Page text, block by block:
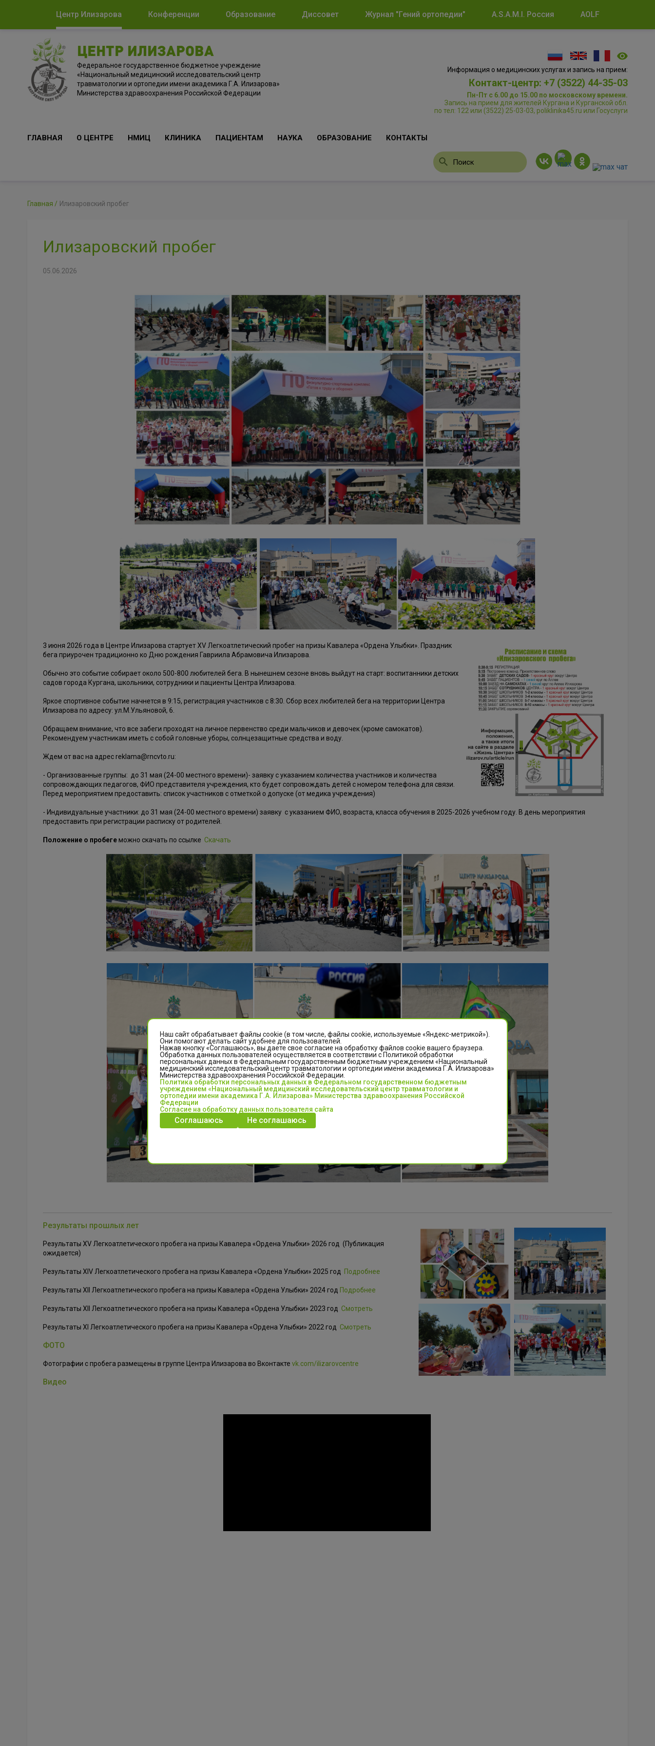
Центр Илизарова Конференции Образование Диссовет Журнал "Гений ортопедии" A.S.A.M.I. Россия AOLF
ЦЕНТР ИЛИЗАРОВА
Федеральное государственное бюджетное учреждение
«Национальный медицинский исследовательский центр
травматологии и ортопедии имени академика Г.А. Илизарова»
Министерства здравоохранения Российской Федерации
Информация о медицинских услугах и запись на прием:
Контакт-центр: +7 (3522) 44-35-03
Пн-Пт с 6.00 до 15.00 по московскому времени.
Запись на прием для жителей Кургана и Курганской обл.
по тел: 122 или (3522) 25-03-03, poliklinika45.ru или Госуслуги
ГЛАВНАЯ О ЦЕНТРЕ НМИЦ КЛИНИКА ПАЦИЕНТАМ НАУКА ОБРАЗОВАНИЕ КОНТАКТЫ
Главная Илизаровский пробег
Илизаровский пробег
05.06.2026
3 июня 2026 года в Центре Илизарова стартует XV Легкоатлетический пробег на призы Кавалера «Ордена Улыбки». Праздник
бега приурочен традиционно ко Дню рождения Гавриила Абрамовича Илизарова.
Обычно это событие собирает около 500-800 любителей бега. В нынешнем сезоне вновь выйдут на старт: воспитанники детских
садов города Кургана, школьники, сотрудники и пациенты Центра Илизарова.
Яркое спортивное событие начнется в 9:15, регистрация участников с 8:30. Сбор всех любителей бега на территории Центра
Илизарова по адресу: ул.М.Ульяновой, 6.
Обращаем внимание, что все забеги проходят на личное первенство среди мальчиков и девочек (кроме самокатов).
Рекомендуем участникам иметь с собой головные уборы, солнцезащитные средства и воду.
Ждем от вас на адрес reklama@rncvto.ru:
- Организованные группы: до 31 мая (24-00 местного времени)- заявку с указанием количества участников и количества
сопровождающих педагогов, ФИО представителя учреждения, кто будет сопровождать детей с номером телефона для связи.
Перед мероприятием предоставить: список участников с отметкой о допуске (от медика учреждения)
- Индивидуальные участники: до 31 мая (24-00 местного времени) заявку с указанием ФИО, возраста, класса обучения в 2025-2026 учебном году. В день мероприятия
предоставить при регистрации расписку от родителей.
Положение о пробегеможно скачать по ссылкеСкачать
Результаты прошлых лет
Результаты XV Легкоатлетического пробега на призы Кавалера «Ордена Улыбки» 2026 год (Публикация
ожидается)
Результаты XIV Легкоатлетического пробега на призы Кавалера «Ордена Улыбки» 2025 год Подробнее
Результаты XII Легкоатлетического пробега на призы Кавалера «Ордена Улыбки» 2024 год Подробнее
Результаты XII Легкоатлетического пробега на призы Кавалера «Ордена Улыбки» 2023 годСмотреть
Результаты XI Легкоатлетического пробега на призы Кавалера «Ордена Улыбки» 2022 годСмотреть
ФОТО
Фотографии с пробега размещены в группе Центра Илизарова во Вконтактеvk.com/ilizarovcentre
Видео
Наш сайт обрабатывает файлы cookie (в том числе, файлы cookie, используемые «Яндекс-метрикой»).
Они помогают делать сайт удобнее для пользователей.
Нажав кнопку «Соглашаюсь», вы даете свое согласие на обработку файлов cookie вашего браузера.
Обработка данных пользователей осуществляется в соответствии с Политикой обработки
персональных данных в Федеральным государственным бюджетным учреждением «Национальный
медицинский исследовательский центр травматологии и ортопедии имени академика Г.А. Илизарова»
Министерства здравоохранения Российской Федерации.
Политика обработки персональных данных в Федеральном государственном бюджетным
учреждением «Национальный медицинский исследовательский центр травматологии и
ортопедии имени академика Г.А. Илизарова» Министерства здравоохранения Российской
Федерации
Согласие на обработку данных пользователя сайта
Соглашаюсь Не соглашаюсь